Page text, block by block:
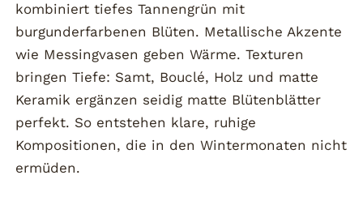
kombiniert tiefes Tannengrün mit
burgunderfarbenen Blüten. Metallische Akzente
wie Messingvasen geben Wärme. Texturen
bringen Tiefe: Samt, Bouclé, Holz und matte
Keramik ergänzen seidig matte Blütenblätter
perfekt. So entstehen klare, ruhige
Kompositionen, die in den Wintermonaten nicht
ermüden.